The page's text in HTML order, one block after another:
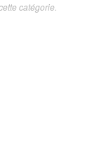
catégorie.